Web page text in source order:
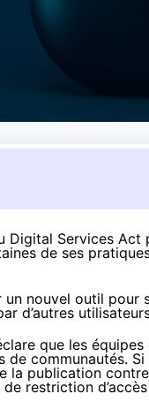
Digital Services
de ses
un nouvel outil pour
d’autres
que les
communautés.
la publication
restriction